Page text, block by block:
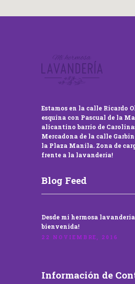
Estamos en la calle Ricardo
esquina con Pascual de la
alicantino barrio de
Mercadona de la calle
la Plaza Manila. Zona de
frente a la lavandería!
Blog Feed
Desde mi hermosa
bienvenida!
22 NOVIEMBRE, 2016
Información de